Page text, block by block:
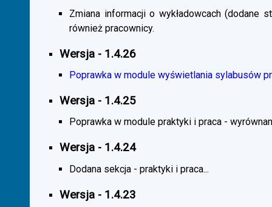
Zmiana informacji o wykładowcach (dodane
również pracownicy.
Wersja - 1.4.26
Poprawka w module wyświetlania sylabusów
Wersja - 1.4.25
Poprawka w module praktyki i praca -
Wersja - 1.4.24
Dodana sekcja - praktyki i praca...
Wersja - 1.4.23